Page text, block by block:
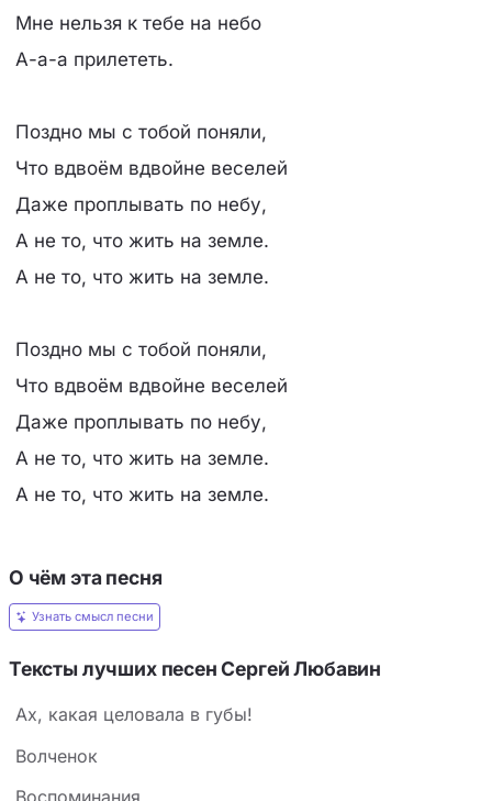
Мне нельзя к тебе на небо
А-а-а прилететь.
Поздно мы с тобой поняли,
Что вдвоём вдвойне веселей
Даже проплывать по небу,
А не то, что жить на земле.
А не то, что жить на земле.
Поздно мы с тобой поняли,
Что вдвоём вдвойне веселей
Даже проплывать по небу,
А не то, что жить на земле.
А не то, что жить на земле.
О чём эта песня
Узнать смысл песни
Тексты лучших песен Сергей Любавин
Ах, какая целовала в губы!
Волченок